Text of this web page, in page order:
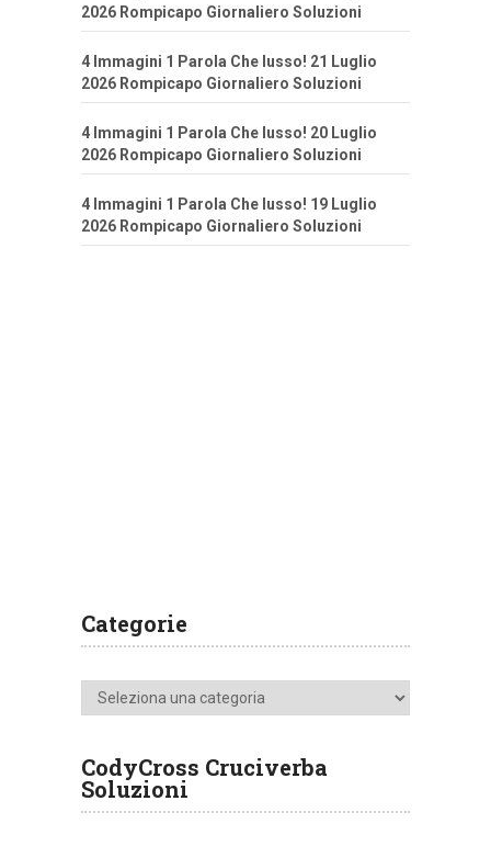
2026 Rompicapo Giornaliero Soluzioni
4 Immagini 1 Parola Che lusso! 21 Luglio
2026 Rompicapo Giornaliero Soluzioni
4 Immagini 1 Parola Che lusso! 20 Luglio
2026 Rompicapo Giornaliero Soluzioni
4 Immagini 1 Parola Che lusso! 19 Luglio
2026 Rompicapo Giornaliero Soluzioni
Categorie
Categorie
CodyCross Cruciverba
Soluzioni